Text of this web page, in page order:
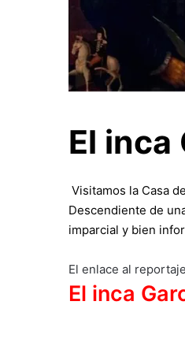
El inca
Visitamos la Casa
Descendiente de
imparcial y bien
El enlace al
El inca